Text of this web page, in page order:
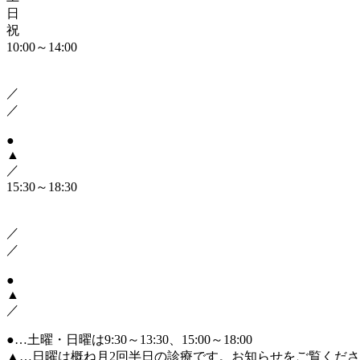
日
祝
10:00～14:00
／
／
●
▲
／
15:30～18:30
／
／
●
▲
／
●…土曜・日曜は9:30～13:30、15:00～18:00
▲ …日曜は概ね月2回半日の診療です。お知らせをご覧くだ